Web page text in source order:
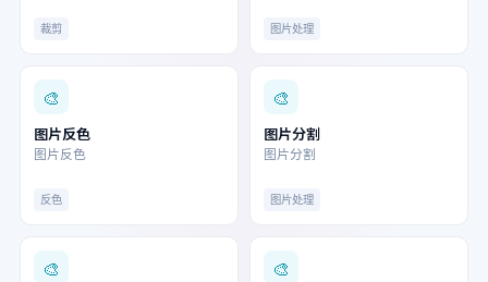
裁剪 图片处理
🎨
图片反色
图片反色
反色
🎨
图片分割
图片分割
图片处理
🎨 🎨